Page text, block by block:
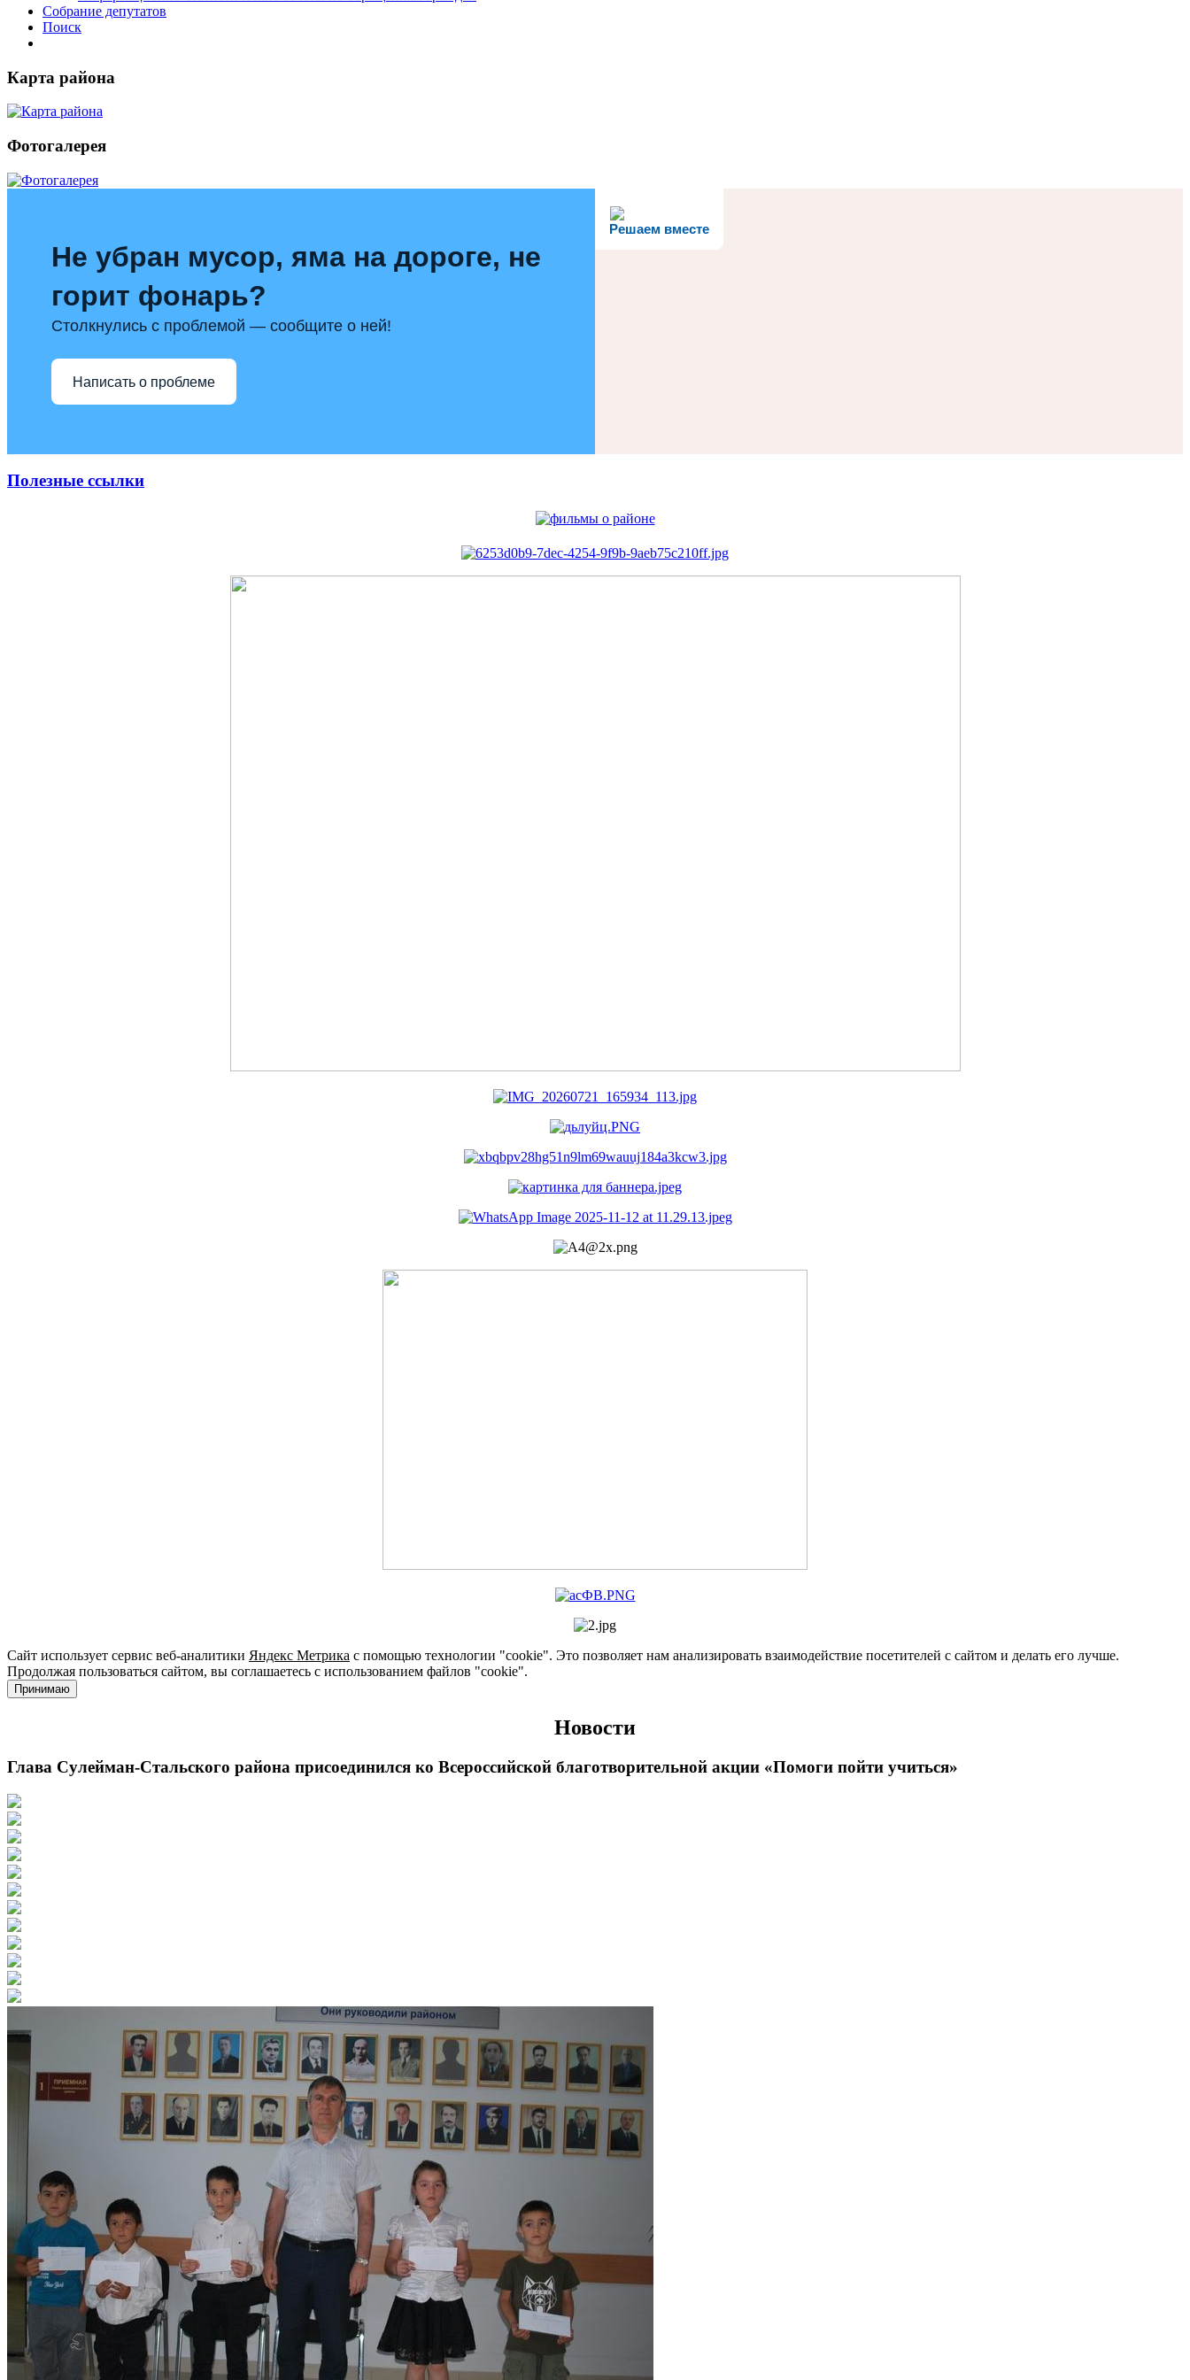
Собрание депутатов
Поиск
Карта района
Фотогалерея
Решаем вместе
Не убран мусор, яма на дороге, не
горит фонарь?
Столкнулись с проблемой — сообщите о ней!
Написать о проблеме
Полезные ссылки
Сайт использует сервис веб-аналитики Яндекс Метрика с помощью технологии "cookie". Это позволяет нам анализировать взаимодействие посетителей с сайтом и делать его лучше.
Продолжая пользоваться сайтом, вы соглашаетесь с использованием файлов "cookie".
Принимаю
Новости
Глава Сулейман-Стальского района присоединился ко Всероссийской благотворительной акции «Помоги пойти учиться»